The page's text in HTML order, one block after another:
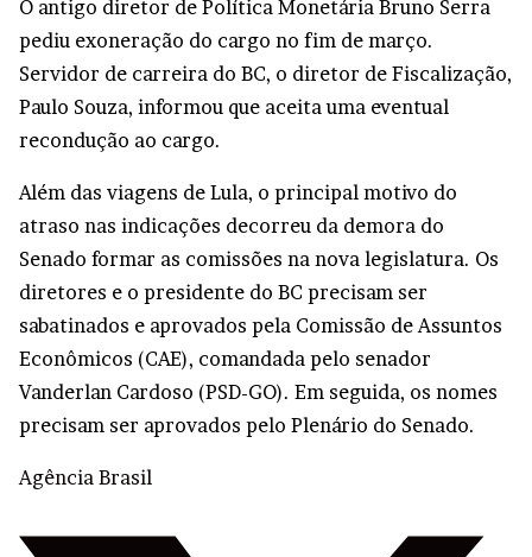
O antigo diretor de Política Monetária Bruno Serra
pediu exoneração do cargo no fim de março.
Servidor de carreira do BC, o diretor de Fiscalização,
Paulo Souza, informou que aceita uma eventual
recondução ao cargo.
Além das viagens de Lula, o principal motivo do
atraso nas indicações decorreu da demora do
Senado formar as comissões na nova legislatura. Os
diretores e o presidente do BC precisam ser
sabatinados e aprovados pela Comissão de Assuntos
Econômicos (CAE), comandada pelo senador
Vanderlan Cardoso (PSD-GO). Em seguida, os nomes
precisam ser aprovados pelo Plenário do Senado.
Agência Brasil